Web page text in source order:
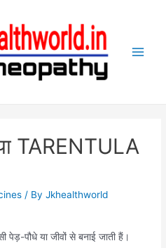
TARENTULA
/ ByJkhealthworld
पेड़-पौधे या जीवों से बनाई जाती हैं।